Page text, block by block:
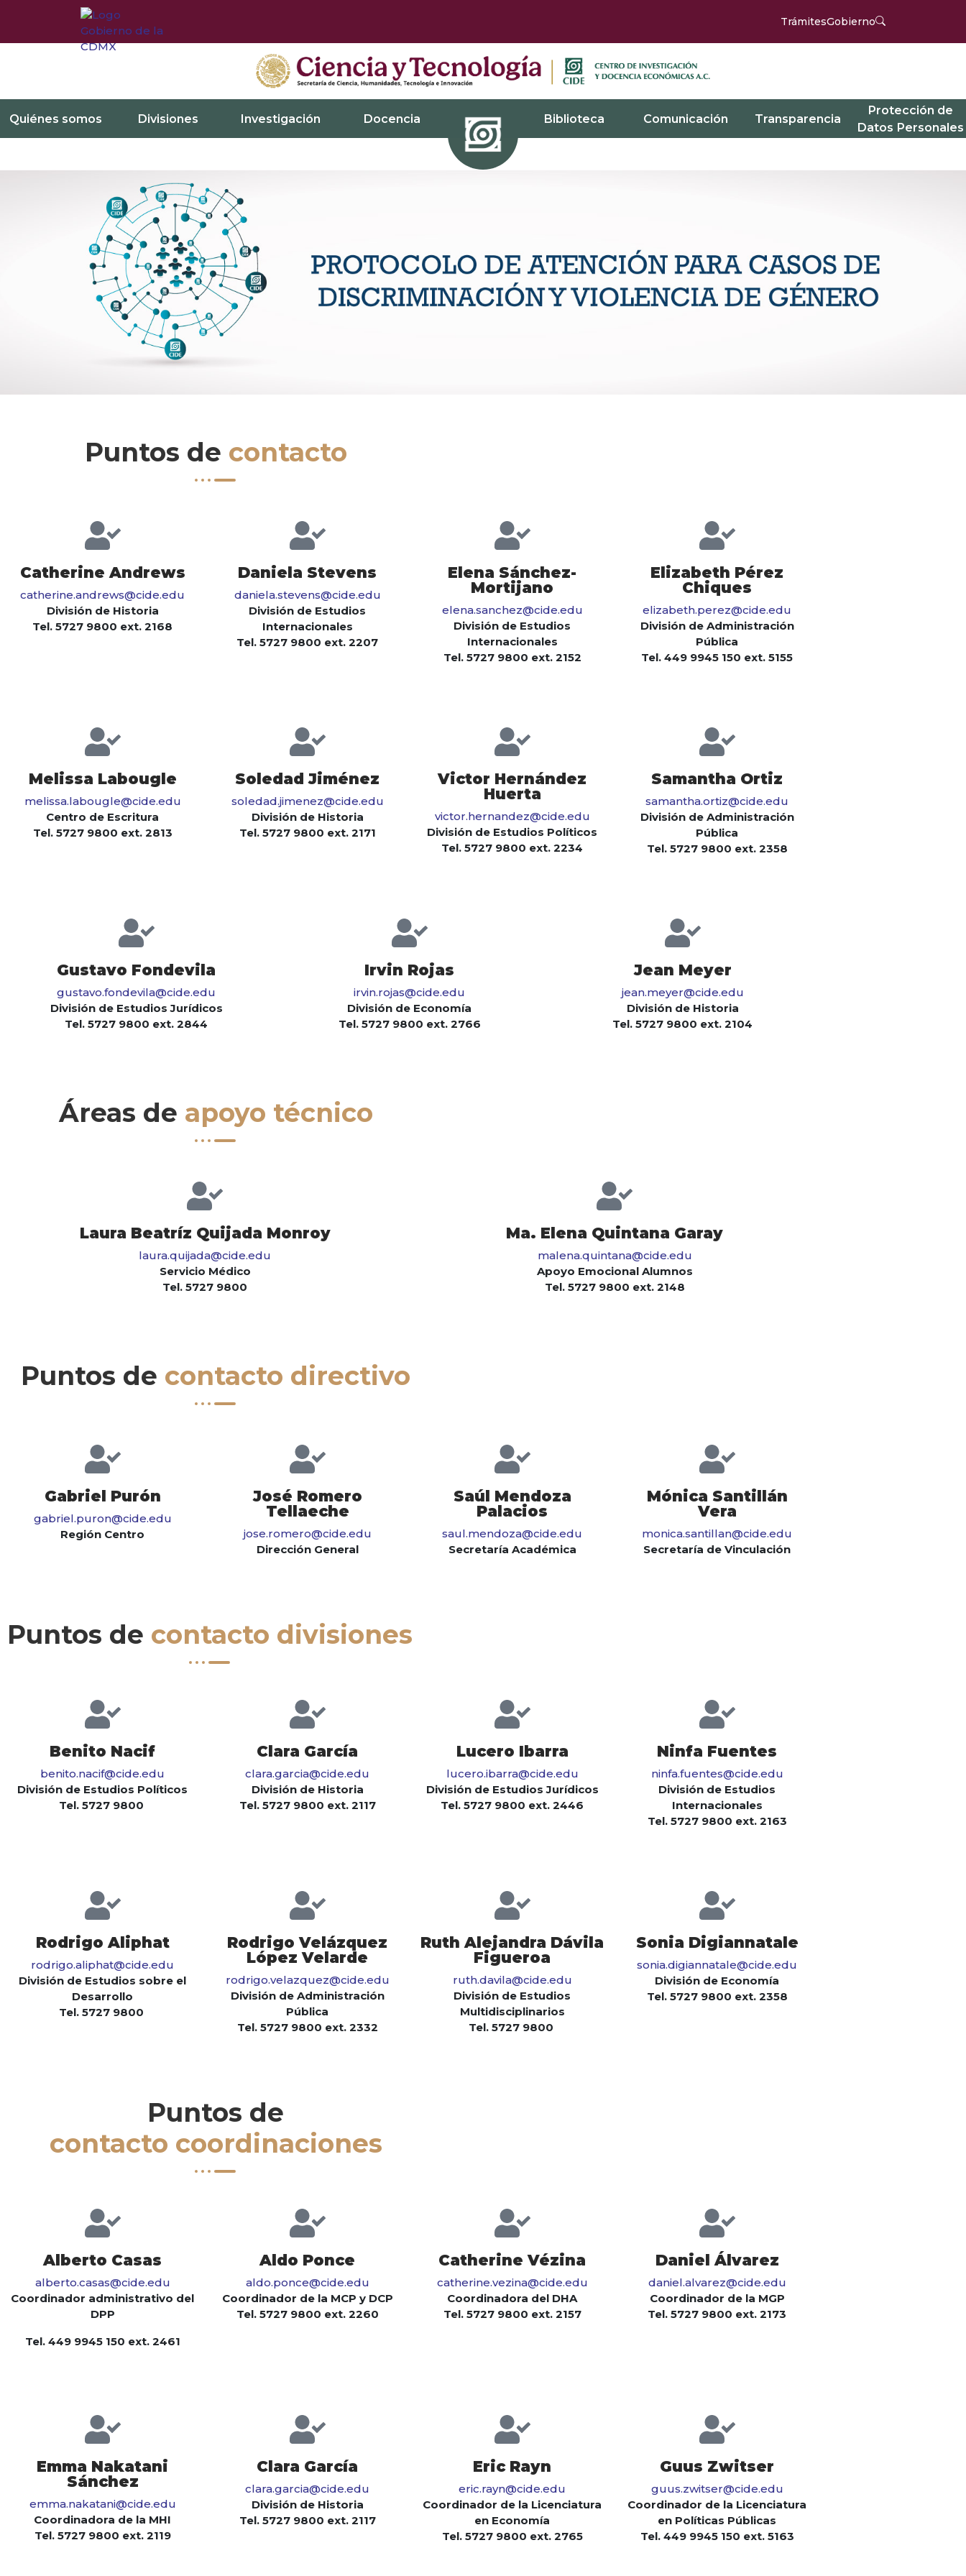
TrámitesGobierno
Quiénes somos Divisiones Investigación Docencia Biblioteca Comunicación Transparencia
Protección de
Datos Personales
Puntos de contacto
Catherine Andrews
catherine.andrews@cide.edu
División de Historia
Tel. 5727 9800 ext. 2168
Daniela Stevens
daniela.stevens@cide.edu
División de Estudios
Internacionales
Tel. 5727 9800 ext. 2207
Elena Sánchez-
Mortijano
elena.sanchez@cide.edu
División de Estudios
Internacionales
Tel. 5727 9800 ext. 2152
Elizabeth Pérez
Chiques
elizabeth.perez@cide.edu
División de Administración
Pública
Tel. 449 9945 150 ext. 5155
Melissa Labougle
melissa.labougle@cide.edu
Centro de Escritura
Tel. 5727 9800 ext. 2813
Soledad Jiménez
soledad.jimenez@cide.edu
División de Historia
Tel. 5727 9800 ext. 2171
Victor Hernández
Huerta
victor.hernandez@cide.edu
División de Estudios Políticos
Tel. 5727 9800 ext. 2234
Samantha Ortiz
samantha.ortiz@cide.edu
División de Administración
Pública
Tel. 5727 9800 ext. 2358
Gustavo Fondevila
gustavo.fondevila@cide.edu
División de Estudios Jurídicos
Tel. 5727 9800 ext. 2844
Irvin Rojas
irvin.rojas@cide.edu
División de Economía
Tel. 5727 9800 ext. 2766
Jean Meyer
jean.meyer@cide.edu
División de Historia
Tel. 5727 9800 ext. 2104
Áreas de apoyo técnico
Laura Beatríz Quijada Monroy
laura.quijada@cide.edu
Servicio Médico
Tel. 5727 9800
Ma. Elena Quintana Garay
malena.quintana@cide.edu
Apoyo Emocional Alumnos
Tel. 5727 9800 ext. 2148
Puntos de contacto directivo
Gabriel Purón
gabriel.puron@cide.edu
Región Centro
José Romero
Tellaeche
jose.romero@cide.edu
Dirección General
Saúl Mendoza
Palacios
saul.mendoza@cide.edu
Secretaría Académica
Mónica Santillán
Vera
monica.santillan@cide.edu
Secretaría de Vinculación
Puntos de contacto divisiones
Benito Nacif
benito.nacif@cide.edu
División de Estudios Políticos
Tel. 5727 9800
Clara García
clara.garcia@cide.edu
División de Historia
Tel. 5727 9800 ext. 2117
Lucero Ibarra
lucero.ibarra@cide.edu
División de Estudios Jurídicos
Tel. 5727 9800 ext. 2446
Ninfa Fuentes
ninfa.fuentes@cide.edu
División de Estudios
Internacionales
Tel. 5727 9800 ext. 2163
Rodrigo Aliphat
rodrigo.aliphat@cide.edu
División de Estudios sobre el
Desarrollo
Tel. 5727 9800
Rodrigo Velázquez
López Velarde
rodrigo.velazquez@cide.edu
División de Administración
Pública
Tel. 5727 9800 ext. 2332
Ruth Alejandra Dávila
Figueroa
ruth.davila@cide.edu
División de Estudios
Multidisciplinarios
Tel. 5727 9800
Sonia Digiannatale
sonia.digiannatale@cide.edu
División de Economía
Tel. 5727 9800 ext. 2358
Puntos de
contacto coordinaciones
Alberto Casas
alberto.casas@cide.edu
Coordinador administrativo del
DPP
Tel. 449 9945 150 ext. 2461
Aldo Ponce
aldo.ponce@cide.edu
Coordinador de la MCP y DCP
Tel. 5727 9800 ext. 2260
Catherine Vézina
catherine.vezina@cide.edu
Coordinadora del DHA
Tel. 5727 9800 ext. 2157
Daniel Álvarez
daniel.alvarez@cide.edu
Coordinador de la MGP
Tel. 5727 9800 ext. 2173
Emma Nakatani
Sánchez
emma.nakatani@cide.edu
Coordinadora de la MHI
Tel. 5727 9800 ext. 2119
Clara García
clara.garcia@cide.edu
División de Historia
Tel. 5727 9800 ext. 2117
Eric Rayn
eric.rayn@cide.edu
Coordinador de la Licenciatura
en Economía
Tel. 5727 9800 ext. 2765
Guus Zwitser
guus.zwitser@cide.edu
Coordinador de la Licenciatura
en Políticas Públicas
Tel. 449 9945 150 ext. 5163